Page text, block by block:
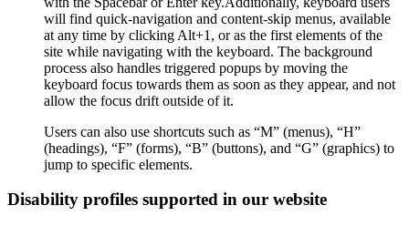
will find quick-navigation and content-skip menus, available
at any time by clicking Alt+1, or as the first elements of the
site while navigating with the keyboard. The background
process also handles triggered popups by moving the
keyboard focus towards them as soon as they appear, and not
allow the focus drift outside of it.
Users can also use shortcuts such as “M” (menus), “H”
(headings), “F” (forms), “B” (buttons), and “G” (graphics) to
jump to specific elements.
Disability profiles supported in our website